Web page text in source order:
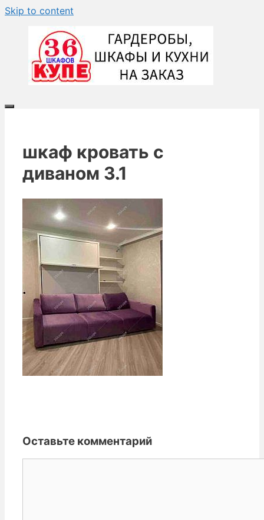
Skip to content
шкаф кровать с
диваном 3.1
Оставьте комментарий